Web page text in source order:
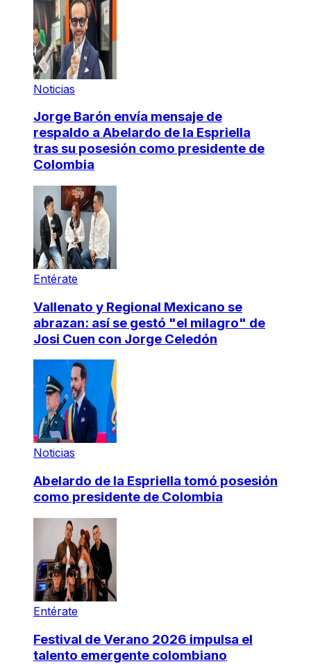
Noticias
Jorge Barón envía mensaje de
respaldo a Abelardo de la Espriella
tras su posesión como presidente de
Colombia
Entérate
Vallenato y Regional Mexicano se
abrazan: así se gestó "el milagro" de
Josi Cuen con Jorge Celedón
Noticias
Abelardo de la Espriella tomó posesión
como presidente de Colombia
Entérate
Festival de Verano 2026 impulsa el
talento emergente colombiano